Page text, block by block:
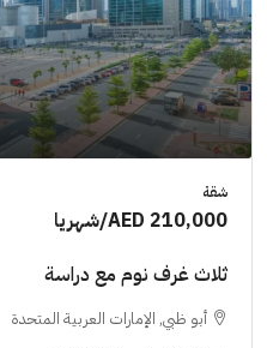
شقة
AED 210,000/شهريا
ثلاث غرف نوم مع دراسة
أبو ظبي, الإمارات العربية المتحدة